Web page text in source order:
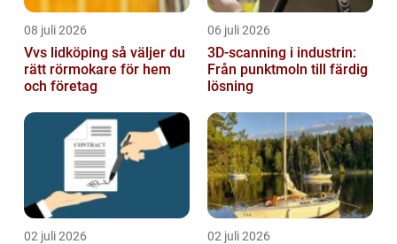
08 juli 2026
Vvs lidköping så väljer du
rätt rörmokare för hem
och företag
06 juli 2026
3D-scanning i industrin:
Från punktmoln till färdig
lösning
02 juli 2026 02 juli 2026